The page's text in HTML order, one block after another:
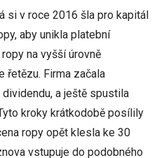
si v roce 2016 šla pro kapitál
aby unikla platební
na vyšší úrovně
řetězu. Firma začala
a ještě spustila
kroky krátkodobě posílily
ropy opět klesla ke 30
vstupuje do podobného